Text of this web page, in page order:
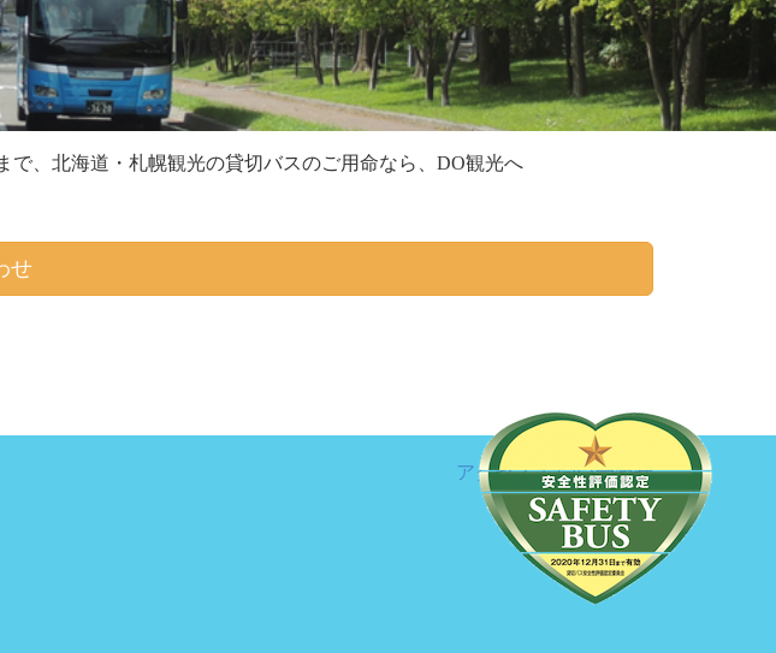
、北海道・札幌観光の貸切バスのご用命なら、DO観光へ
せ
アクセス お問い合わせ